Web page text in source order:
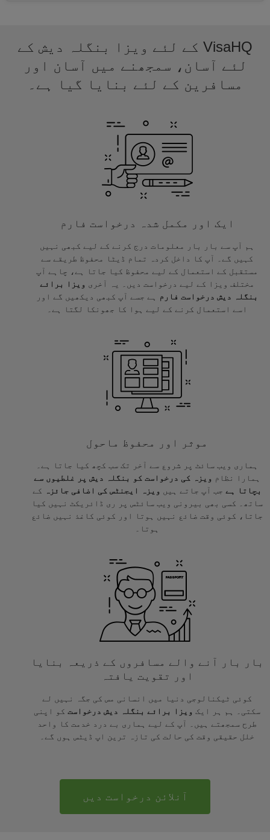
VisaHQ کے لئے ویزا بنگلہ دیش کے
لئے آسان، سمجھنے میں آسان اور
مسافرین کے لئے بنایا گیا ہے۔
ایک اور مکمل شدہ درخواست فارم
ہم آپ سے بار بار معلومات درج کرنے کے لیے کبھی نہیں
کہیں گے۔ آپ کا داخل کردہ تمام ڈیٹا محفوظ طریقے سے
مستقبل کے استعمال کے لیے محفوظ کیا جاتا ہے، چاہے آپ
مختلف ویزا کے لیے درخواست دیں۔ یہ آخری ویزا برائے
بنگلہ دیش درخواست فارم
ہے جسے آپ کبھی دیکھیں گے اور
اسے استعمال کرنے کے لیے ہوا کا جھونکا لگتا ہے۔
موثر اور محفوظ ماحول
ہماری ویب سائٹ پر شروع سے آخر تک سب کچھ کیا جاتا ہے۔
ہمارا نظام ویزہ کی درخواست کو بنگلہ دیش پر غلطیوں سے
بچاتا ہے جب آپ جاتے ہیں ویزہ ایجنٹس کی اضافی جائزہ
کے
ساتھ۔ کسی بھی بیرونی ویب سائٹس پر ری ڈائریکٹ نہیں کیا
جاتا، کوئی وقت ضائع نہیں ہوتا اور کوئی کاغذ نہیں ضائع
ہوتا۔
بار بار آنے والے مسافروں کے ذریعہ بنایا
اور تقویت یافتہ
کوئی ٹیکنالوجی دنیا میں انسانی مس کی جگہ نہیں لے
سکتی۔ ہم ہر ایک ویزا برائے بنگلہ دیش درخواست کو اپنی
طرح سمجھتے ہیں۔ آپ کے لیے ہماری بے درد خدمت کا واحد
خلل حقیقی وقت کی حالت کی تازہ ترین اپ ڈیٹس ہوں گے۔
آنلائن درخواست دیں